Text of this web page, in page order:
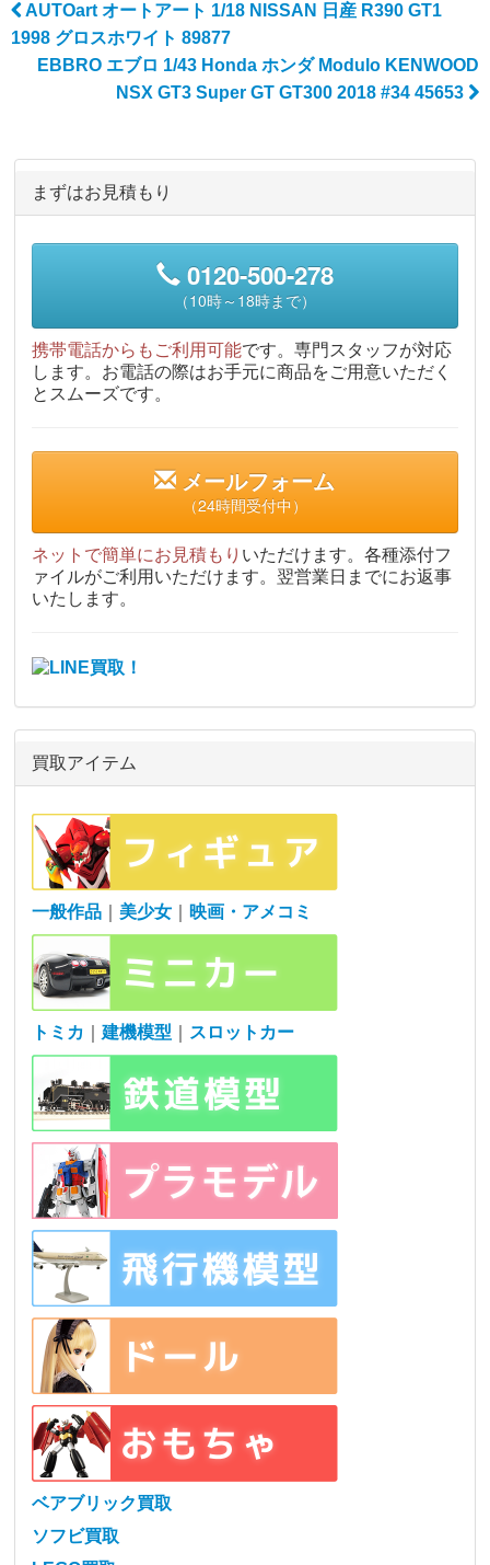
Post navigation
AUTOart オートアート 1/18 NISSAN 日産 R390 GT1
1998 グロスホワイト 89877
EBBRO エブロ 1/43 Honda ホンダ Modulo KENWOOD
NSX GT3 Super GT GT300 2018 #34 45653
まずはお見積もり
0120-500-278
（10時～18時まで）
携帯電話からもご利用可能です。専門スタッフが対応
します。お電話の際はお手元に商品をご用意いただく
とスムーズです。
メールフォーム
（24時間受付中）
ネットで簡単にお見積もり いただけます。各種添付フ
ァイルがご利用いただけます。翌営業日までにお返事
いたします。
買取アイテム
一般作品 美少女 映画・アメコミ
トミカ ｜建機模型 スロットカー
ベアブリック買取
ソフビ買取